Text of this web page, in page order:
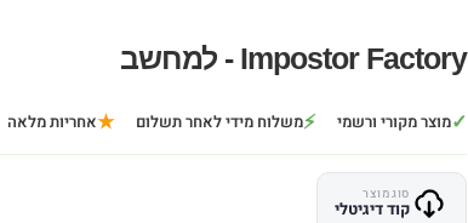
Impostor Factory - למחשב
✓מוצר מקורי ורשמי ⚡משלוח מידי לאחר תשלום ★אחריות מלאה
סוג מוצר
קוד דיגיטלי